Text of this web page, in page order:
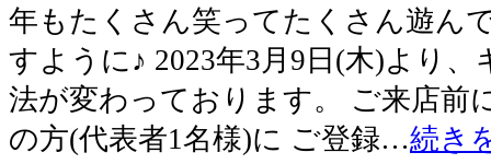
年もたくさん笑ってたくさん遊ん
すように♪ 2023年3月9日(木)より
法が変わっております。 ご来店前
の方(代表者1名様)に ご登録…続き